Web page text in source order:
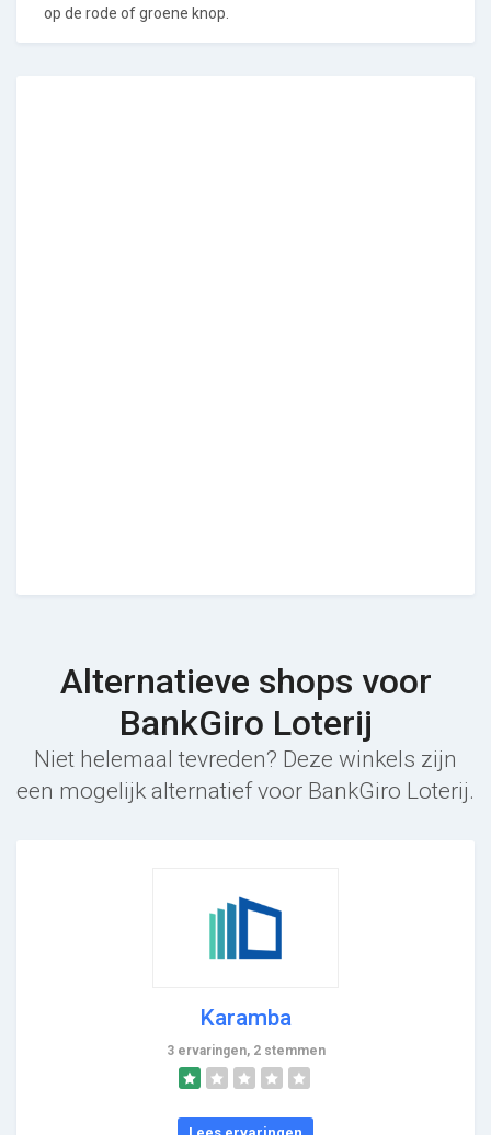
op de rode of groene knop.
Alternatieve shops voor
BankGiro Loterij
Niet helemaal tevreden? Deze winkels zijn
een mogelijk alternatief voor BankGiro Loterij.
Karamba
3 ervaringen, 2 stemmen